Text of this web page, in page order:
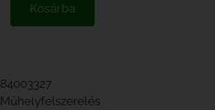
Kosárba
84003327
Műhelyfelszerelés